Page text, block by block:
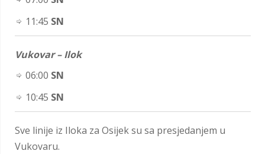
11:45 SN
Vukovar – Ilok
06:00 SN
10:45 SN
Sve linije iz Iloka za Osijek su sa presjedanjem u
Vukovaru.